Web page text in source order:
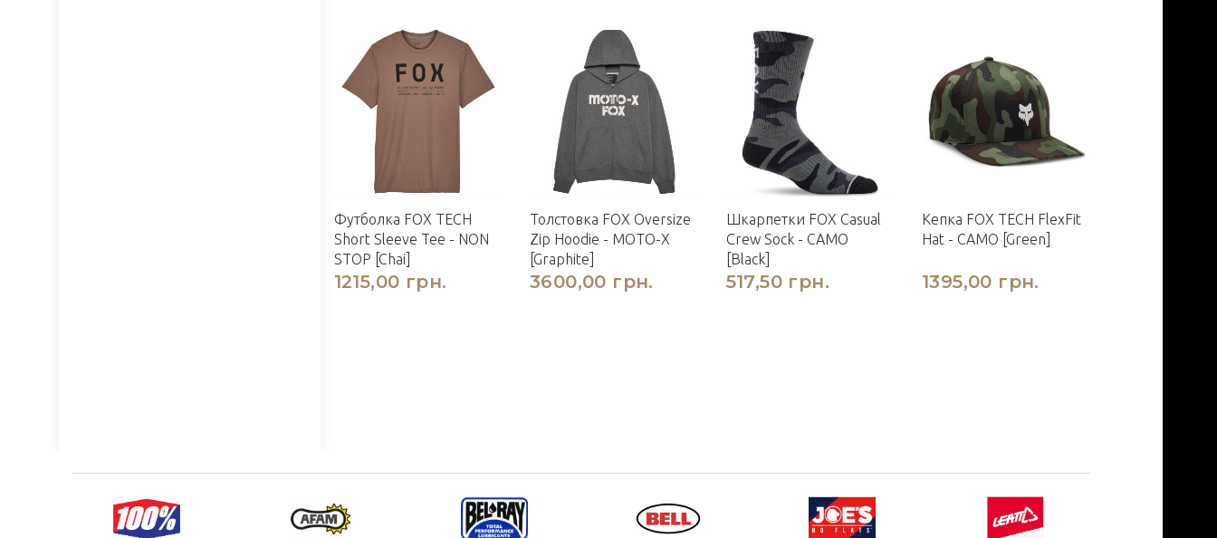
Футболка FOX TECH
Short Sleeve Tee - NON
STOP [Chai]
1215,00 грн.
Толстовка FOX Oversize
Zip Hoodie - MOTO-X
[Graphite]
3600,00 грн.
Шкарпетки FOX Casual
Crew Sock - CAMO
[Black]
517,50 грн.
Кепка FOX TECH FlexFit
Hat - CAMO [Green]
1395,00 грн.